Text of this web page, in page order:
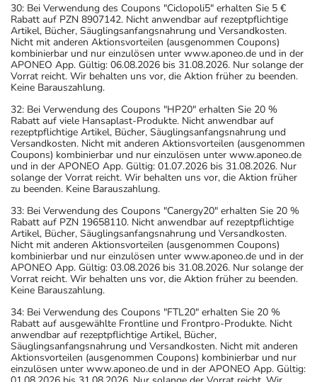
30: Bei Verwendung des Coupons "Ciclopoli5" erhalten Sie 5 €
Rabatt auf PZN 8907142. Nicht anwendbar auf rezeptpflichtige
Artikel, Bücher, Säuglingsanfangsnahrung und Versandkosten.
Nicht mit anderen Aktionsvorteilen (ausgenommen Coupons)
kombinierbar und nur einzulösen unter www.aponeo.de und in der
APONEO App. Gültig: 06.08.2026 bis 31.08.2026. Nur solange der
Vorrat reicht. Wir behalten uns vor, die Aktion früher zu beenden.
Keine Barauszahlung.
32: Bei Verwendung des Coupons "HP20" erhalten Sie 20 %
Rabatt auf viele Hansaplast-Produkte. Nicht anwendbar auf
rezeptpflichtige Artikel, Bücher, Säuglingsanfangsnahrung und
Versandkosten. Nicht mit anderen Aktionsvorteilen (ausgenommen
Coupons) kombinierbar und nur einzulösen unter www.aponeo.de
und in der APONEO App. Gültig: 01.07.2026 bis 31.08.2026. Nur
solange der Vorrat reicht. Wir behalten uns vor, die Aktion früher
zu beenden. Keine Barauszahlung.
33: Bei Verwendung des Coupons "Canergy20" erhalten Sie 20 %
Rabatt auf PZN 19658110. Nicht anwendbar auf rezeptpflichtige
Artikel, Bücher, Säuglingsanfangsnahrung und Versandkosten.
Nicht mit anderen Aktionsvorteilen (ausgenommen Coupons)
kombinierbar und nur einzulösen unter www.aponeo.de und in der
APONEO App. Gültig: 03.08.2026 bis 31.08.2026. Nur solange der
Vorrat reicht. Wir behalten uns vor, die Aktion früher zu beenden.
Keine Barauszahlung.
34: Bei Verwendung des Coupons "FTL20" erhalten Sie 20 %
Rabatt auf ausgewählte Frontline und Frontpro-Produkte. Nicht
anwendbar auf rezeptpflichtige Artikel, Bücher,
Säuglingsanfangsnahrung und Versandkosten. Nicht mit anderen
Aktionsvorteilen (ausgenommen Coupons) kombinierbar und nur
einzulösen unter www.aponeo.de und in der APONEO App. Gültig: